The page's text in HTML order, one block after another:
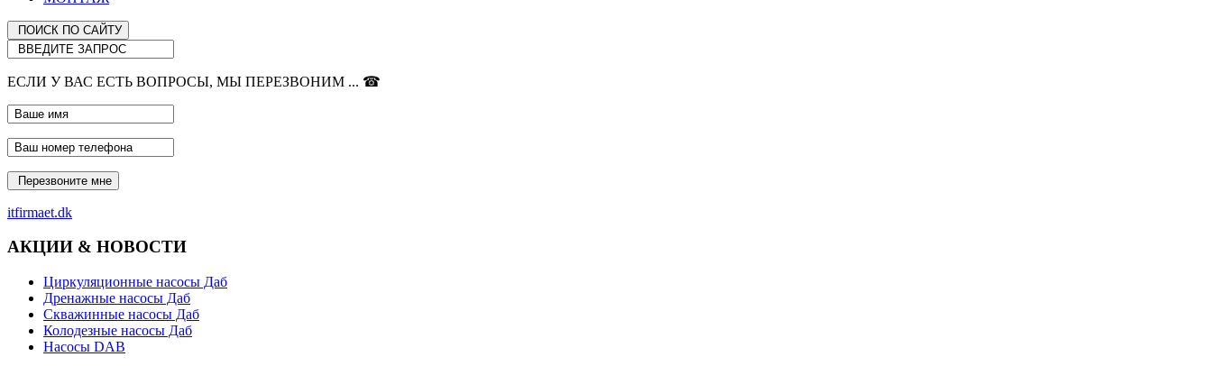
ЕСЛИ У ВАС ЕСТЬ ВОПРОСЫ, МЫ ПЕРЕЗВОНИМ ... ☎
itfirmaet.dk
АКЦИИ & НОВОСТИ
Циркуляционные насосы Даб
Дренажные насосы Даб
Скважинные насосы Даб
Колодезные насосы Даб
Насосы DAB